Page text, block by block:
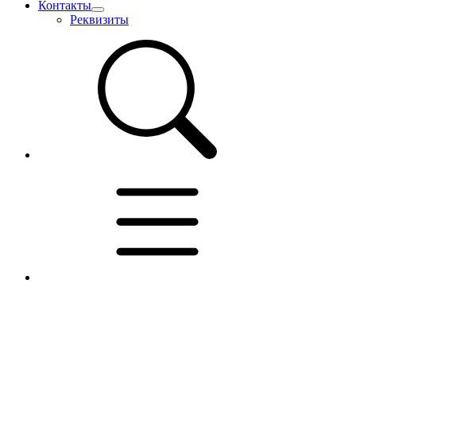
Контакты
Реквизиты